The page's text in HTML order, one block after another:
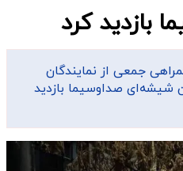
بازدید کرد
جمعی از نمایندگان
شیشه‌ای صداوسیما بازدید